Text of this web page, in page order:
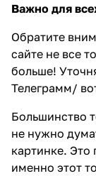
Важно для
Обратите
сайте не все
больше!
Телеграмм/
Большинство
не нужно
картинке. Это
именно этот